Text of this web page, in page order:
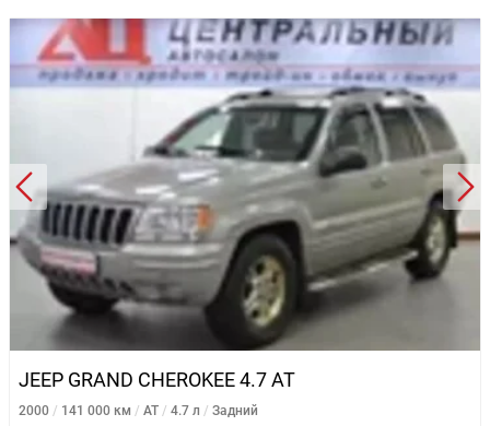
JEEP GRAND CHEROKEE 4.7 AT
2000 141 000 км AT 4.7 л Задний